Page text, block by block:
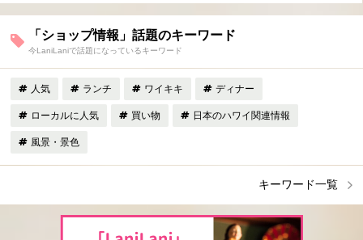
「ショップ情報」話題のキーワード
今LaniLaniで話題になっているキーワード
人気 ランチ ワイキキ ディナー
ローカルに人気 買い物 日本のハワイ関連情報
風景・景色
キーワード一覧